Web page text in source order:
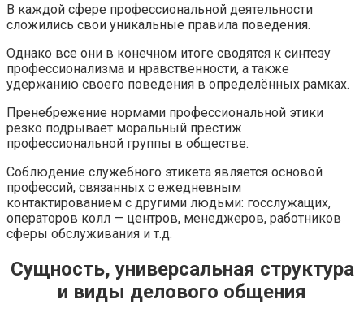
В каждой сфере профессиональной деятельности
сложились свои уникальные правила поведения.
Однако все они в конечном итоге сводятся к синтезу
профессионализма и нравственности, а также
удержанию своего поведения в определённых рамках.
Пренебрежение нормами профессиональной этики
резко подрывает моральный престиж
профессиональной группы в обществе.
Соблюдение служебного этикета является основой
профессий, связанных с ежедневным
контактированием с другими людьми: госслужащих,
операторов колл — центров, менеджеров, работников
сферы обслуживания и т.д.
Сущность, универсальная структура
и виды делового общения